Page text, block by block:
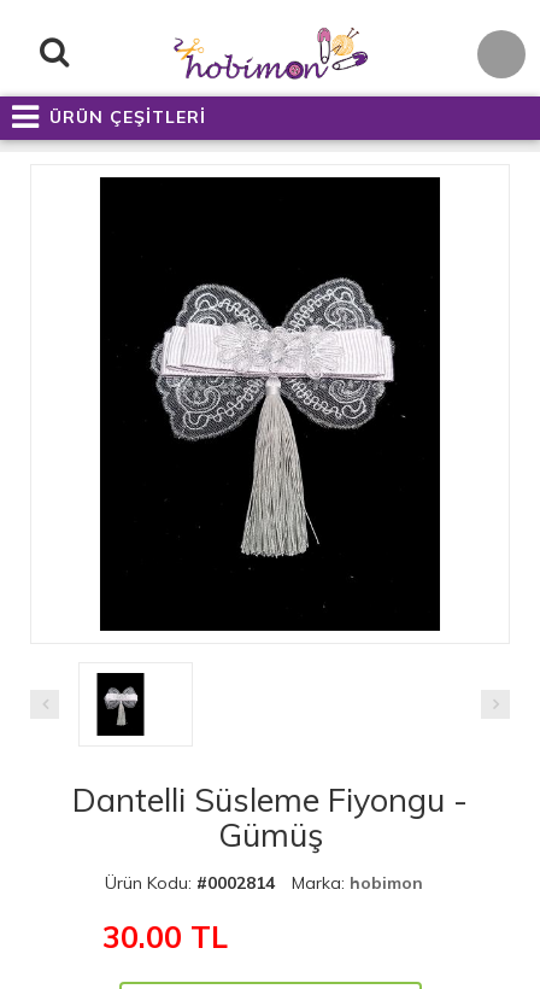
ÜRÜN ÇEŞİTLERİ
Dantelli Süsleme Fiyongu -
Gümüş
Ürün Kodu: #0002814 Marka: hobimon
30.00 TL